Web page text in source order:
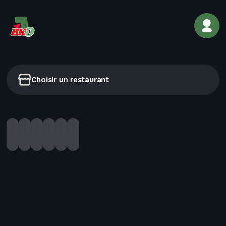
Choisir un restaurant